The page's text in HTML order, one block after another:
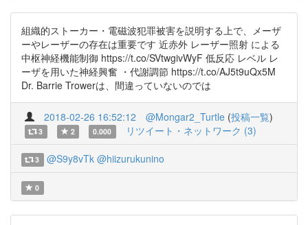
組織的ストーカー・電磁波犯罪被害を説明する上で、メーザ
ーやレーザーの存在は重要です 近赤外 レーザー照射 による
中枢神経機能制御 https://t.co/SVtwgivWyF 低反応 レベル レ
ーザを用いた神経興奮 ・代謝調節 https://t.co/AJ5t9uQx5M
Dr. Barrie Trowerは、間違っていないのでは
2018-02-26 16:52:12 @Mongar2_Turtle (投稿一覧)
3 2 0.000 リツイート・ネットワーク (3)
3 @S9y8vTk @hiizurukunino
0